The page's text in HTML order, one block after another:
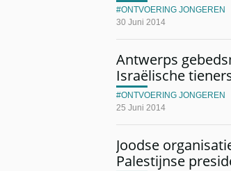
30 Juni 2014
ONTVOERING JONGEREN
Antwerps
Israëlische
25 Juni 2014
ONTVOERING JONGEREN
Joodse
Palestijnse